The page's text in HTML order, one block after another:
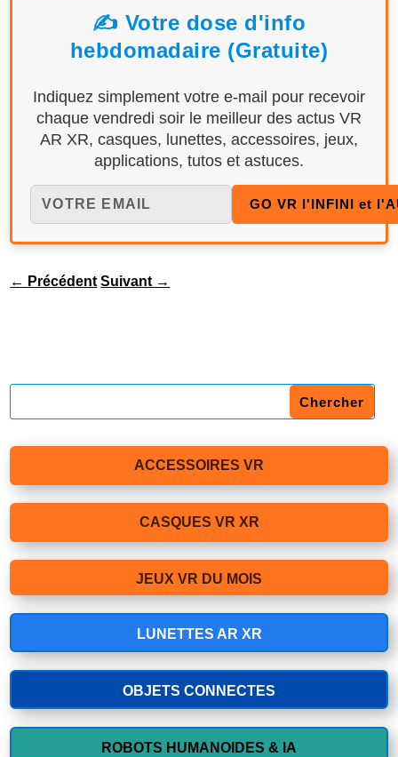
✍️ Votre dose d'info
hebdomadaire (Gratuite)
Indiquez simplement votre e-mail pour recevoir
chaque vendredi soir le meilleur des actus VR
AR XR, casques, lunettes, accessoires, jeux,
applications, tutos et astuces.
← Précédent Suivant →
ACCESSOIRES VR
CASQUES VR XR
JEUX VR DU MOIS
LUNETTES AR XR
OBJETS CONNECTES
ROBOTS HUMANOIDES & IA